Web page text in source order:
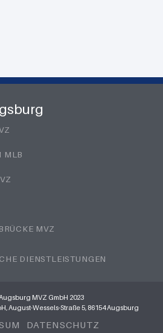
MVZ GmbH 2023
August-Wessels-Straße 5, 86154 Augsburg
DATENSCHUTZ
MLB
MVZ
DIENSTLEISTUNGEN